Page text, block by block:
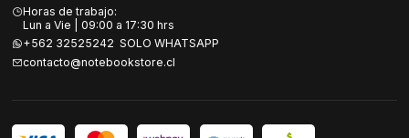
Horas de trabajo:
Lun a Vie | 09:00 a 17:30 hrs
+562 32525242 SOLO WHATSAPP
contacto@notebookstore.cl